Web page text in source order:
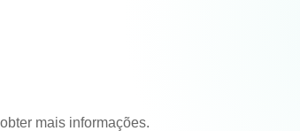
mais informações.